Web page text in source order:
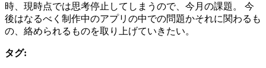
時、現時点では思考停止してしまうので、今月の課題。 今
後はなるべく制作中のアプリの中での問題かそれに関わるも
の、絡められるものを取り上げていきたい。
タグ: